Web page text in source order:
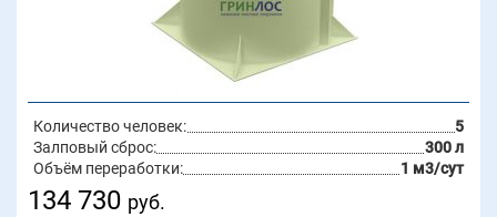
Количество человек:
5
Залповый сброс:
300 л
Объём переработки:
1 м3/сут
134 730 руб.